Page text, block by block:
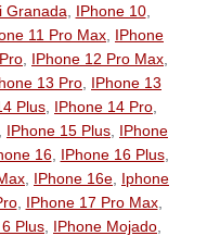
Granada IPhone 10,
11 Pro Max IPhone
IPhone 12 Pro Max
13 Pro IPhone 13
Plus IPhone 14 Pro
IPhone 15 Plus IPhone
16, IPhone 16 Plus,
IPhone 16e Iphone
, IPhone 17 Pro Max,
Plus IPhone Mojado